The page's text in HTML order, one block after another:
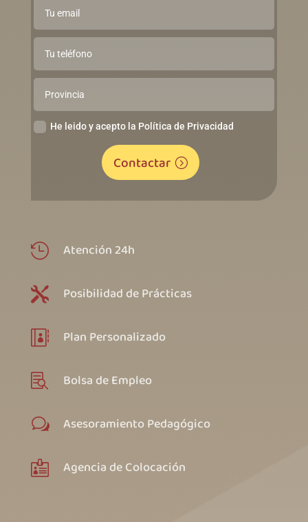
He leido y acepto la Política de Privacidad
Contactar
 Atención 24h
 Posibilidad de Prácticas
 Plan Personalizado
 Bolsa de Empleo
w Asesoramiento Pedagógico
 Agencia de Colocación